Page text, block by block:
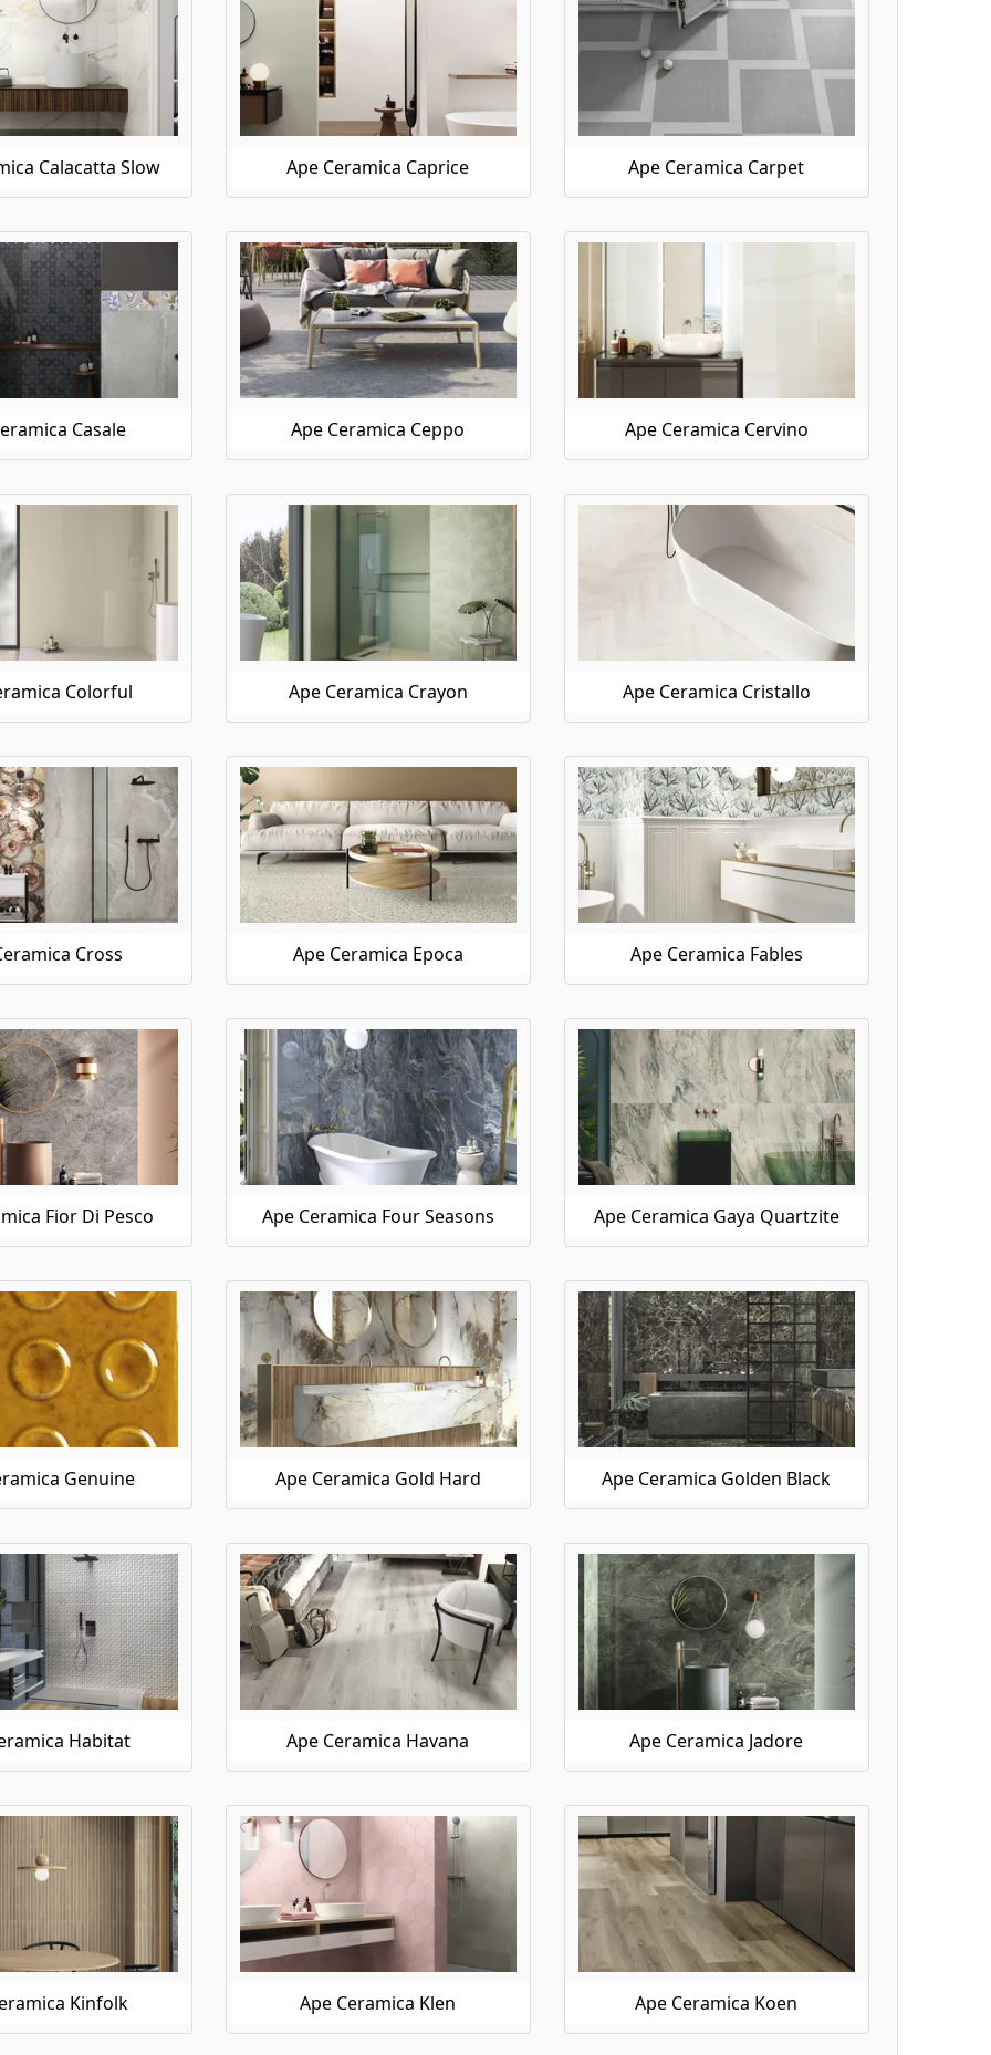
Calacatta Slow Ape Ceramica Caprice Ape Ceramica Carpet
Casale Ape Ceramica Ceppo Ape Ceramica Cervino
Colorful Ape Ceramica Crayon Ape Ceramica Cristallo
Cross Ape Ceramica Epoca Ape Ceramica Fables
Fior Di Pesco Ape Ceramica Four Seasons Ape Ceramica Gaya Quartzite
Genuine Ape Ceramica Gold Hard Ape Ceramica Golden Black
Habitat Ape Ceramica Havana Ape Ceramica Jadore
Kinfolk Ape Ceramica Klen Ape Ceramica Koen